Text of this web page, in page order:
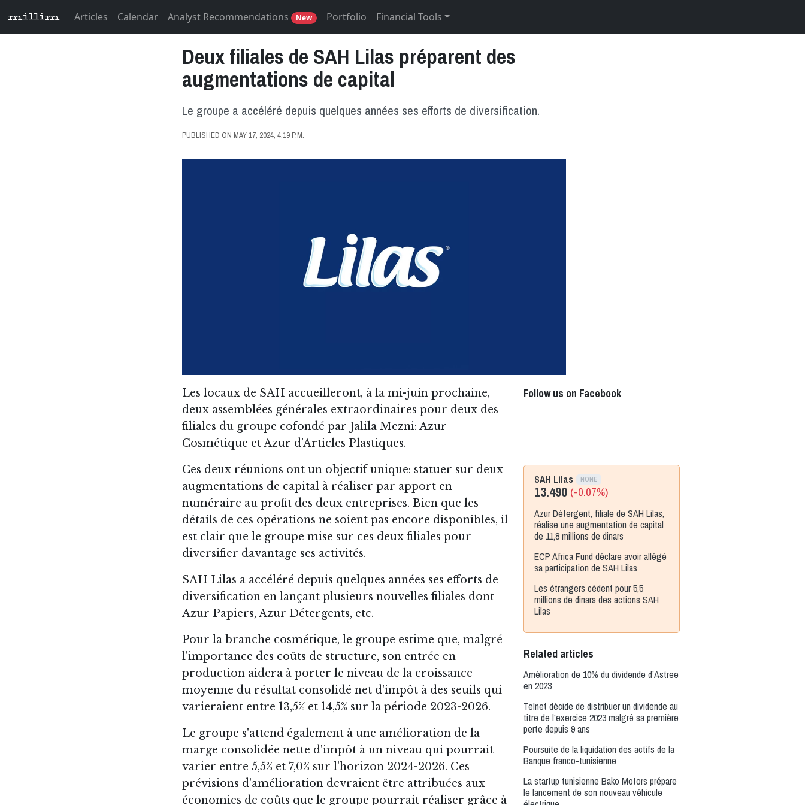
millim Articles Calendar Analyst Recommendations New Portfolio Financial Tools
Deux filiales de SAH Lilas préparent des
augmentations de capital
Le groupe a accéléré depuis quelques années ses efforts de diversification.
PUBLISHED ON MAY 17, 2024, 4:19 P.M.
Les locaux de SAH accueilleront, à la mi-juin prochaine,
deux assemblées générales extraordinaires pour deux des
filiales du groupe cofondé par Jalila Mezni: Azur
Cosmétique et Azur d’Articles Plastiques.
Ces deux réunions ont un objectif unique: statuer sur deux
augmentations de capital à réaliser par apport en
numéraire au profit des deux entreprises. Bien que les
détails de ces opérations ne soient pas encore disponibles, il
est clair que le groupe mise sur ces deux filiales pour
diversifier davantage ses activités.
SAH Lilas a accéléré depuis quelques années ses efforts de
diversification en lançant plusieurs nouvelles filiales dont
Azur Papiers, Azur Détergents, etc.
Pour la branche cosmétique, le groupe estime que, malgré
l'importance des coûts de structure, son entrée en
production aidera à porter le niveau de la croissance
moyenne du résultat consolidé net d'impôt à des seuils qui
varieraient entre 13,5% et 14,5% sur la période 2023-2026.
Le groupe s'attend également à une amélioration de la
marge consolidée nette d'impôt à un niveau qui pourrait
varier entre 5,5% et 7,0% sur l'horizon 2024-2026. Ces
prévisions d'amélioration devraient être attribuées aux
économies de coûts que le groupe pourrait réaliser grâce à
Follow us on Facebook
SAH Lilas NONE
13.490 (-0.07%)
Azur Détergent, filiale de SAH Lilas,
réalise une augmentation de capital
de 11,8 millions de dinars
ECP Africa Fund déclare avoir allégé
sa participation de SAH Lilas
Les étrangers cèdent pour 5,5
millions de dinars des actions SAH
Lilas
Related articles
Amélioration de 10% du dividende d’Astree
en 2023
Telnet décide de distribuer un dividende au
titre de l'exercice 2023 malgré sa première
perte depuis 9 ans
Poursuite de la liquidation des actifs de la
Banque franco-tunisienne
La startup tunisienne Bako Motors prépare
le lancement de son nouveau véhicule